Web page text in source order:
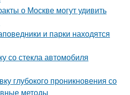
о Москве могут удивить
и парки находятся
со стекла автомобиля
глубокого проникновения со
методы